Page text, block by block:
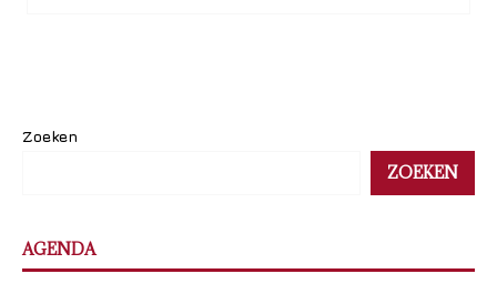
Zoeken
ZOEKEN
AGENDA